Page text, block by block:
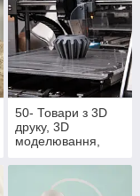
50- Товари з 3D
друку, 3D
моделювання,
та литті під тиском